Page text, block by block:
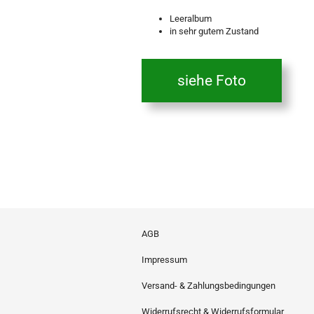
Leeralbum
in sehr gutem Zustand
siehe Foto
AGB
Impressum
Versand- & Zahlungsbedingungen
Widerrufsrecht & Widerrufsformular